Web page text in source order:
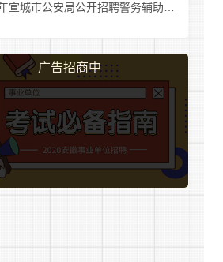
城市公安局公开招聘警务辅助人员公告
广告招商中